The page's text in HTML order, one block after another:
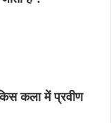
कला में प्रवीण